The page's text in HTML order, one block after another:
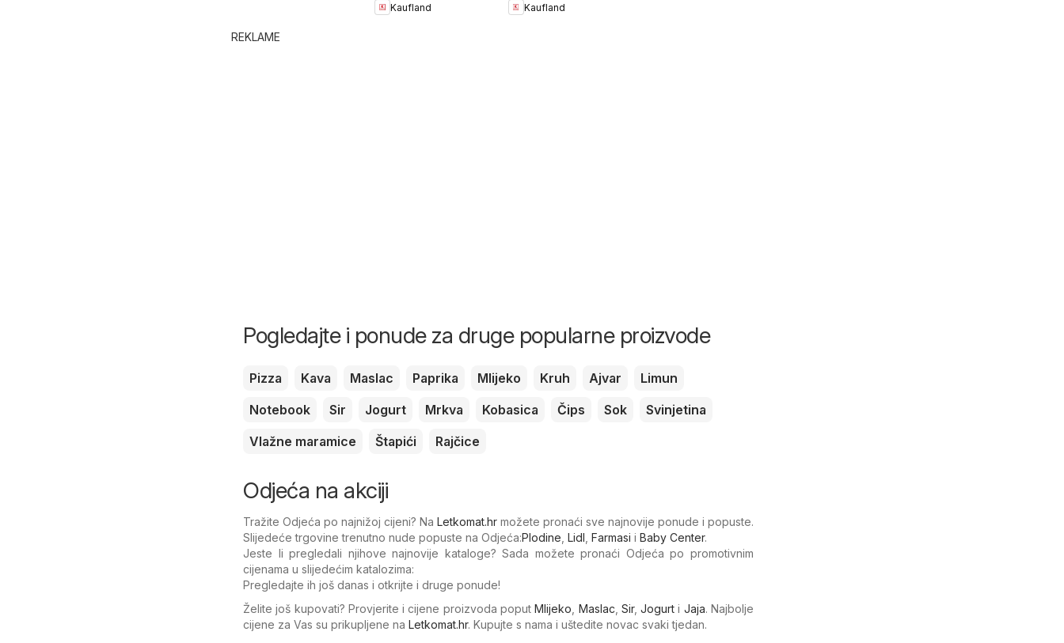
Kaufland
Kaufland
REKLAME
Pogledajte i ponude za druge popularne proizvode
Pizza Kava Maslac Paprika Mlijeko Kruh Ajvar
Limun
Notebook
Sir Jogurt Mrkva Kobasica Čips Sok
Svinjetina
Vlažne maramice
Štapići Rajčice
Odjeća na akciji
Tražite Odjeća po najnižoj cijeni? Na Letkomat.hr možete pronaći sve najnovije ponude i popuste.
Slijedeće trgovine trenutno nude popuste na Odjeća:Plodine Lidl Farmasi i Baby Center.
Jeste li pregledali njihove najnovije kataloge? Sada možete pronaći Odjeća po promotivnim
cijenama u slijedećim katalozima:
Pregledajte ih još danas i otkrijte i druge ponude!
Želite još kupovati? Provjerite i cijene proizvoda poputMlijeko Maslac Sir,Jogurt i Jaja. Najbolje
cijene za Vas su prikupljene na Letkomat.hr. Kupujte s nama i uštedite novac svaki tjedan.